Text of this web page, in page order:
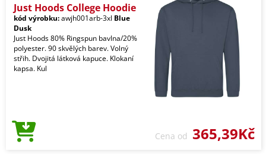
Just Hoods College Hoodie
kód výrobku:awjh001arb-3xl Blue
Dusk
Just Hoods 80% Ringspun bavlna/20%
polyester. 90 skvělých barev. Volný
střih. Dvojitá látková kapuce. Klokaní
kapsa. Kul
Cena od 365,39Kč